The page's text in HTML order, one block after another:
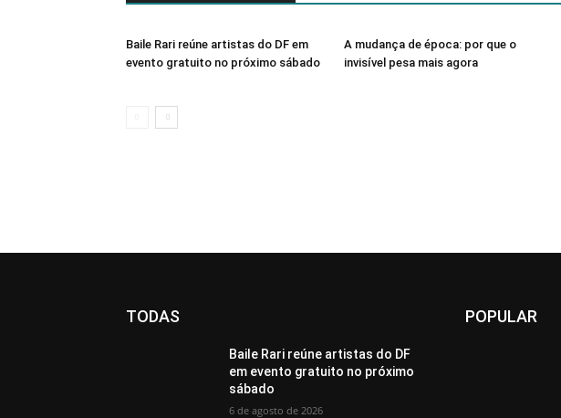
Baile Rari reúne artistas do DF em
evento gratuito no próximo sábado
A mudança de época: por que o
invisível pesa mais agora
TODAS
Baile Rari reúne artistas do DF
em evento gratuito no próximo
sábado
6 de agosto de 2026
POPULAR